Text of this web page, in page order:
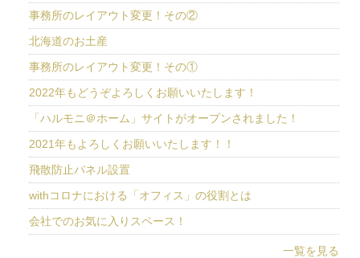
事務所のレイアウト変更！その②
北海道のお土産
事務所のレイアウト変更！その①
2022年もどうぞよろしくお願いいたします！
「ハルモニ＠ホーム」サイトがオープンされました！
2021年もよろしくお願いいたします！！
飛散防止パネル設置
withコロナにおける「オフィス」の役割とは
会社でのお気に入りスペース！
一覧を見る